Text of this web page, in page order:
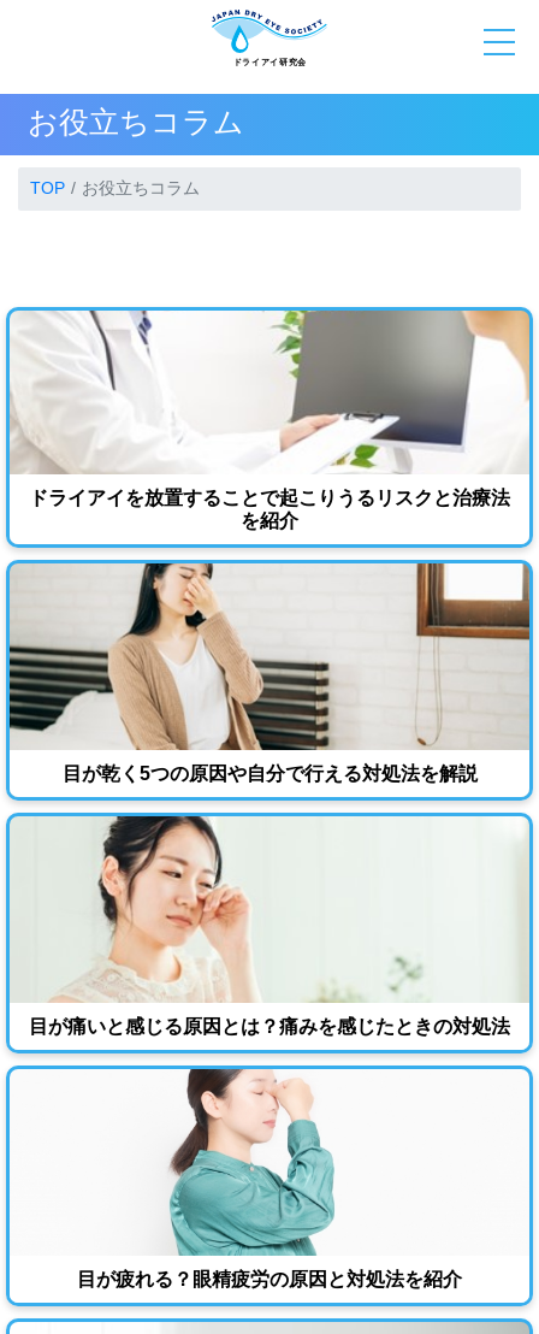
お役立ちコラム
TOP お役立ちコラム
ドライアイを放置することで起こりうるリスクと治療法
を紹介
目が乾く5つの原因や自分で行える対処法を解説
目が痛いと感じる原因とは？痛みを感じたときの対処法
目が疲れる？眼精疲労の原因と対処法を紹介